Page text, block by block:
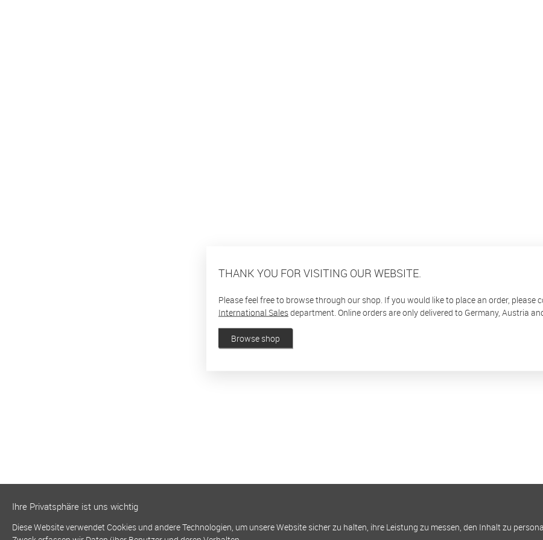
THANK YOU FOR VISITING OUR WEBSITE.
Please feel free to browse through our shop. If you would like to place an order, please
International Salesdepartment. Online orders are only delivered to Germany, Austria
Browse shop
Ihre Privatsphäre ist uns wichtig
Diese Website verwendet Cookies und andere Technologien, um unsere Website sicher zu halten, ihre Leistung zu messen, den Inhalt zu